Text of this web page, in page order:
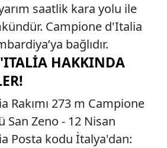
saatlik kara yolu ile
Campione d'Italia
bağlıdır.
HAKKINDA
Rakımı 273 m Campione
San Zeno - 12 Nisan
Posta kodu İtalya'dan: